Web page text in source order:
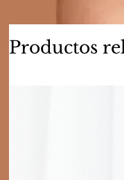
Productos